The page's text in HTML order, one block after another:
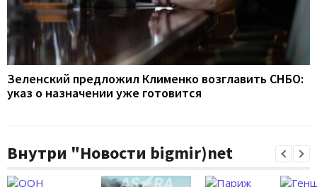
Зеленский предложил Клименко возглавить СНБО:
указ о назначении уже готовится
Внутри "Новости bigmir)net